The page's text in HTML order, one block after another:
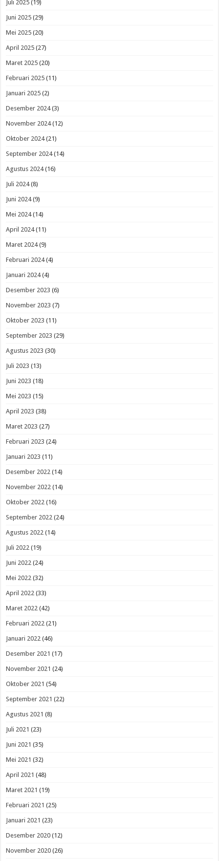
Juli 2025 (19)
Juni 2025 (29)
Mei 2025 (20)
April 2025 (27)
Maret 2025 (20)
Februari 2025 (11)
Januari 2025 (2)
Desember 2024(3)
November 2024(12)
Oktober 2024(21)
September 2024(14)
Agustus 2024(16)
Juli 2024(8)
Juni 2024(9)
Mei 2024(14)
April 2024(11)
Maret 2024(9)
Februari 2024(4)
Januari 2024(4)
Desember 2023 (6)
November 2023 (7)
Oktober 2023 (11)
September 2023 (29)
Agustus 2023 (30)
Juli 2023 (13)
Juni 2023 (18)
Mei 2023 (15)
April 2023 (38)
Maret 2023 (27)
Februari 2023 (24)
Januari 2023 (11)
Desember 2022 (14)
November 2022 (14)
Oktober 2022 (16)
September 2022 (24)
Agustus 2022 (14)
Juli 2022 (19)
Juni 2022 (24)
Mei 2022 (32)
April 2022 (33)
Maret 2022 (42)
Februari 2022 (21)
Januari 2022 (46)
Desember 2021 (17)
November 2021 (24)
Oktober 2021 (54)
September 2021 (22)
Agustus 2021 (8)
Juli 2021 (23)
Juni 2021 (35)
Mei 2021 (32)
April 2021 (48)
Maret 2021 (19)
Februari 2021 (25)
Januari 2021 (23)
Desember 2020 (12)
November 2020 (26)